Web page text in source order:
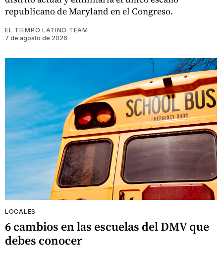
republicano de Maryland en el Congreso.
EL TIEMPO LATINO TEAM
7 de agosto de 2026
LOCALES
6 cambios en las escuelas del DMV que
debes conocer